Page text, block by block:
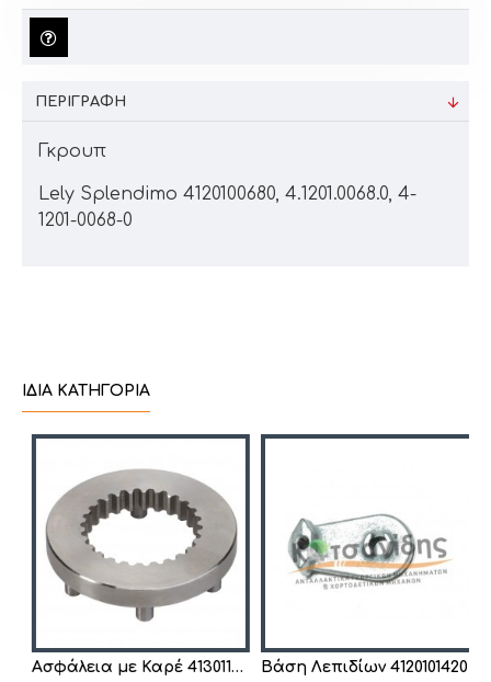
ΠΕΡΙΓΡΑΦΉ
Γκρουπ
Lely Splendimo 4120100680, 4.1201.0068.0, 4-
1201-0068-0
ΊΔΙΑ ΚΑΤΗΓΟΡΊΑ
Ασφάλεια με Καρέ 4130119790 Βάση Λεπιδίων 4120101420